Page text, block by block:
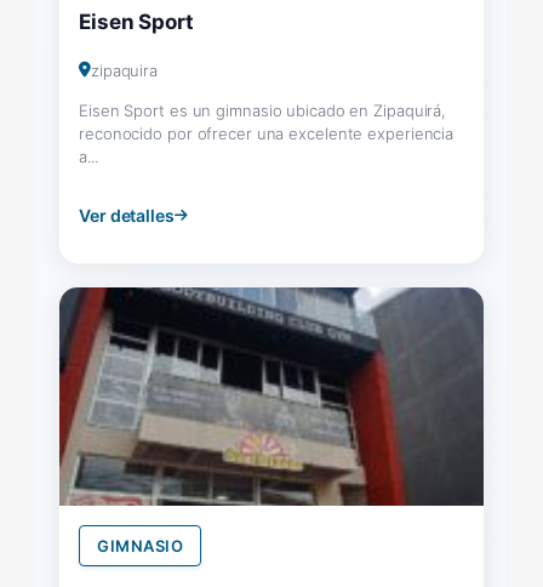
Eisen Sport
zipaquira
Eisen Sport es un gimnasio ubicado en Zipaquirá,
reconocido por ofrecer una excelente experiencia
a...
Ver detalles
GIMNASIO